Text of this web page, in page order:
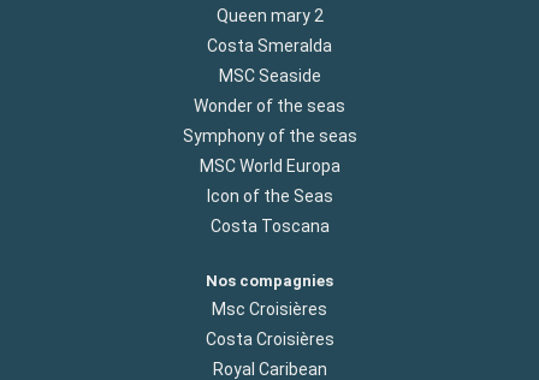
Queen mary 2
Costa Smeralda
MSC Seaside
Wonder of the seas
Symphony of the seas
MSC World Europa
Icon of the Seas
Costa Toscana
Nos compagnies
Msc Croisières
Costa Croisières
Royal Caribean